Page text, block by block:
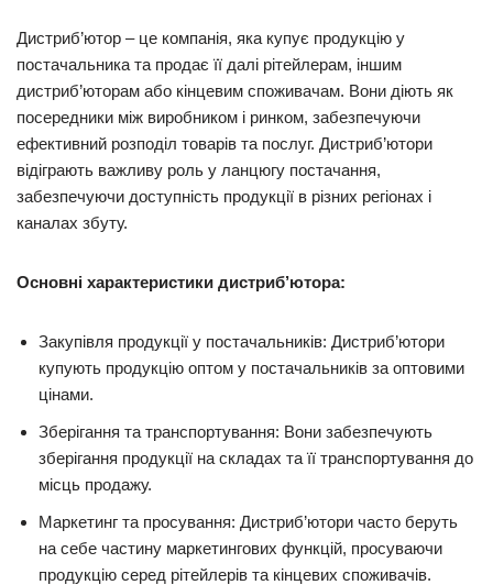
Дистриб’ютор – це компанія, яка купує продукцію у
постачальника та продає її далі рітейлерам, іншим
дистриб’юторам або кінцевим споживачам. Вони діють як
посередники між виробником і ринком, забезпечуючи
ефективний розподіл товарів та послуг. Дистриб’ютори
відіграють важливу роль у ланцюгу постачання,
забезпечуючи доступність продукції в різних регіонах і
каналах збуту.
Основні характеристики дистриб’ютора:
Закупівля продукції у постачальників: Дистриб’ютори
купують продукцію оптом у постачальників за оптовими
цінами.
Зберігання та транспортування: Вони забезпечують
зберігання продукції на складах та її транспортування до
місць продажу.
Маркетинг та просування: Дистриб’ютори часто беруть
на себе частину маркетингових функцій, просуваючи
продукцію серед рітейлерів та кінцевих споживачів.